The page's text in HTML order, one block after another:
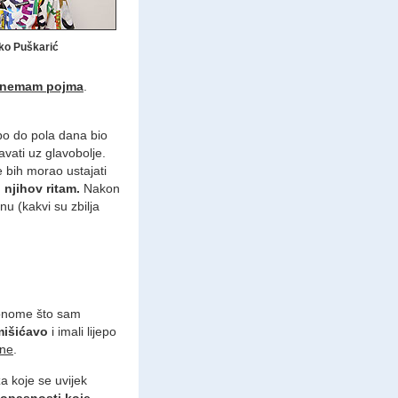
Puškarić
nemam pojma.
do pola dana bio
uz glavobolje.
bih morao ustajati
njihov ritam. Nakon
(kakvi su zbilja
što sam
i imali lijepo
koje se uvijek